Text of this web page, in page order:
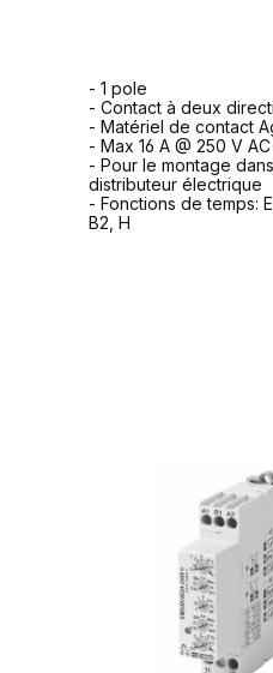
- 1 pole
- Contact à deux
- Matériel de contact
- Max 16 A @ 250 V
- Pour le montage
distributeur électrique
- Fonctions de temps:
B2, H